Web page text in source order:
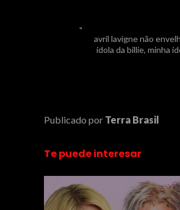
avril lavigne não
ídola da billie, minha
Publicado por Terra Brasil
Te puede interesar